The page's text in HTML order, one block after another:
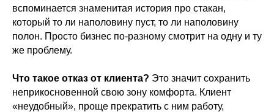
вспоминается знаменитая история про стакан,
который то ли наполовину пуст, то ли наполовину
полон. Просто бизнес по-разному смотрит на одну и ту
же проблему.
Что такое отказ от клиента? Это значит сохранить
неприкосновенной свою зону комфорта. Клиент
«неудобный», проще прекратить с ним работу,